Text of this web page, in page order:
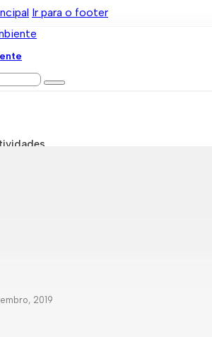
Ir para o footer
2019